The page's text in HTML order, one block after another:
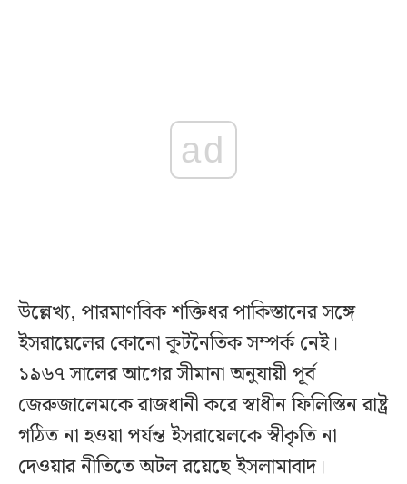
ad
উল্লেখ্য, পারমাণবিক শক্তিধর পাকিস্তানের সঙ্গে
ইসরায়েলের কোনো কূটনৈতিক সম্পর্ক নেই।
১৯৬৭ সালের আগের সীমানা অনুযায়ী পূর্ব
জেরুজালেমকে রাজধানী করে স্বাধীন ফিলিস্তিন রাষ্ট্র
গঠিত না হওয়া পর্যন্ত ইসরায়েলকে স্বীকৃতি না
দেওয়ার নীতিতে অটল রয়েছে ইসলামাবাদ।